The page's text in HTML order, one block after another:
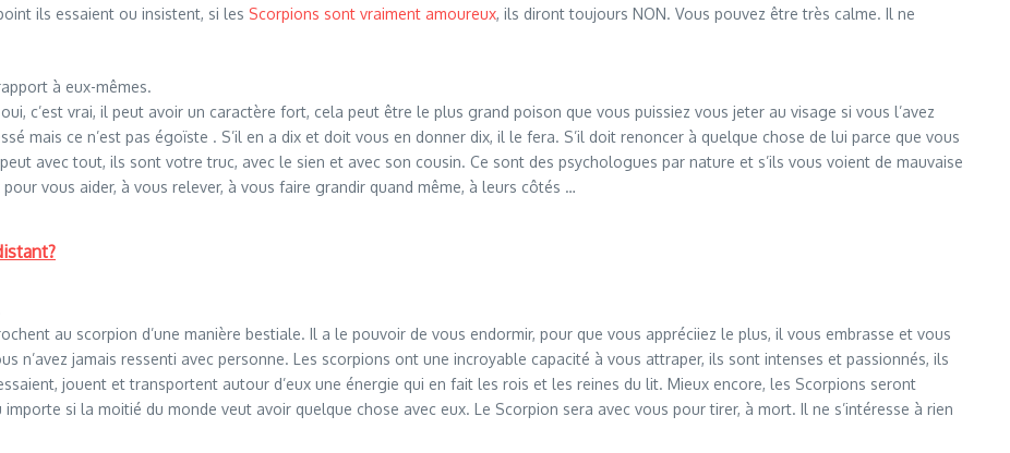
ils essaient ou insistent, si les Scorpions sont vraiment amoureux, ils diront toujours NON. Vous pouvez être très calme. Il ne
à eux-mêmes.
c’est vrai, il peut avoir un caractère fort, cela peut être le plus grand poison que vous puissiez vous jeter au visage si vous l’avez
mais ce n’est pas égoïste . S’il en a dix et doit vous en donner dix, il le fera. S’il doit renoncer à quelque chose de lui parce que vous
avec tout, ils sont votre truc, avec le sien et avec son cousin. Ce sont des psychologues par nature et s’ils vous voient de mauvaise
vous aider, à vous relever, à vous faire grandir quand même, à leurs côtés …
au scorpion d’une manière bestiale. Il a le pouvoir de vous endormir, pour que vous appréciiez le plus, il vous embrasse et vous
n’avez jamais ressenti avec personne. Les scorpions ont une incroyable capacité à vous attraper, ils sont intenses et passionnés, ils
jouent et transportent autour d’eux une énergie qui en fait les rois et les reines du lit. Mieux encore, les Scorpions seront
si la moitié du monde veut avoir quelque chose avec eux. Le Scorpion sera avec vous pour tirer, à mort. Il ne s’intéresse à rien